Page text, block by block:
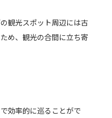
観光スポット周辺には古
め、観光の合間に立ち寄
効率的に巡ることがで